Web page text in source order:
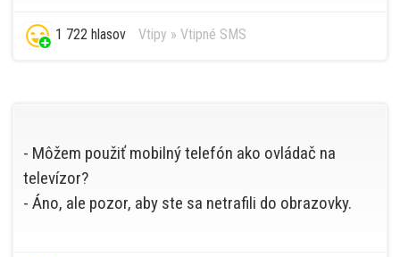
1 722 hlasov Vtipy » Vtipné SMS
- Môžem použiť mobilný telefón ako ovládač na
televízor?
- Áno, ale pozor, aby ste sa netrafili do obrazovky.